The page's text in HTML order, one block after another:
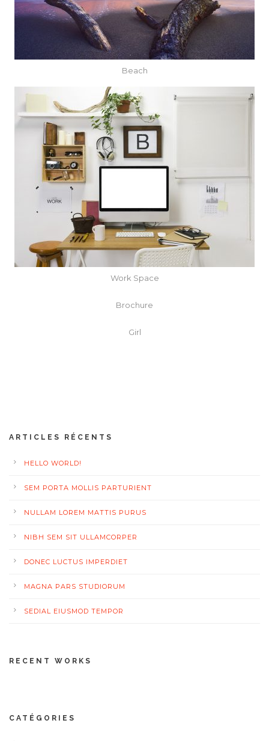
Beach
Work Space
Brochure
Girl
ARTICLES RÉCENTS
HELLO WORLD!
SEM PORTA MOLLIS PARTURIENT
NULLAM LOREM MATTIS PURUS
NIBH SEM SIT ULLAMCORPER
DONEC LUCTUS IMPERDIET
MAGNA PARS STUDIORUM
SEDIAL EIUSMOD TEMPOR
RECENT WORKS
CATÉGORIES